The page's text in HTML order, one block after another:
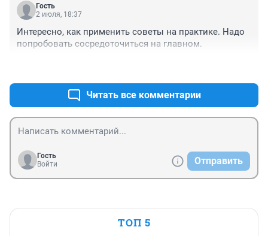
Гость
2 июля, 18:37
Интересно, как применить советы на практике. Надо
попробовать сосредоточиться на главном.
Читать все комментарии
Гость
Войти
Отправить
ТОП 5